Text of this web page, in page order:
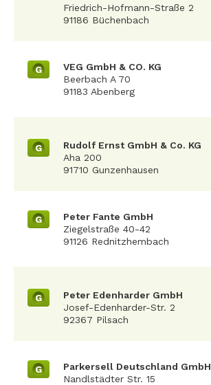
Friedrich-Hofmann-Straße 2
91186 Büchenbach
G
VEG GmbH & CO. KG
Beerbach A 70
91183 Abenberg
G
Rudolf Ernst GmbH & Co. KG
Aha 200
91710 Gunzenhausen
G
Peter Fante GmbH
Ziegelstraße 40-42
91126 Rednitzhembach
G
Peter Edenharder GmbH
Josef-Edenharder-Str. 2
92367 Pilsach
G
Parkersell Deutschland GmbH
Nandlstädter Str. 15